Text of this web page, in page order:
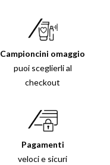
Campioncini omaggio
puoi sceglierli al
checkout
Pagamenti
veloci e sicuri